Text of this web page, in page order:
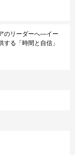
のリーダーへ—イー
る「時間と自信」